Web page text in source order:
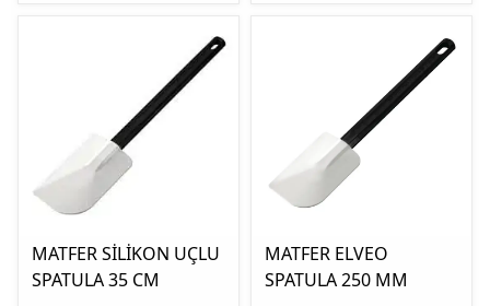
MATFER SİLİKON UÇLU
SPATULA 35 CM
MATFER ELVEO
SPATULA 250 MM